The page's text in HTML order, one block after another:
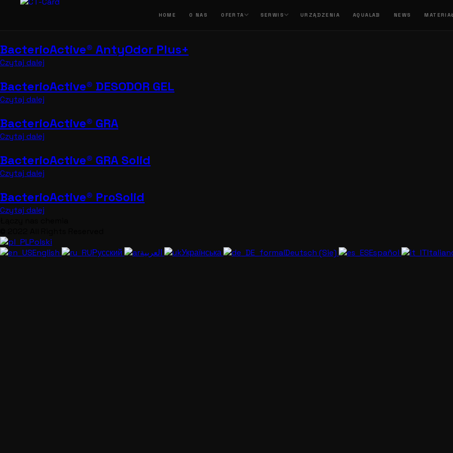
Przejdź
HOME O NAS OFERTA SERWIS URZĄDZENIA AQUALAB NEWS
BacterioActive® AntyOdor Plus+
Czytaj dalej
BacterioActive® DESODOR GEL
Czytaj dalej
BacterioActive® GRA
Czytaj dalej
BacterioActive® GRA Solid
Czytaj dalej
BacterioActive® ProSolid
Czytaj dalej
Polski
English
Русский Українська Deutsch (Sie) Español